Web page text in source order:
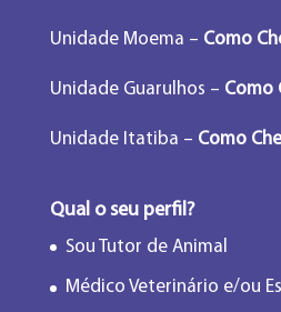
Unidade Moema – Como
Unidade Guarulhos – Como
Unidade Itatiba – Como
Qual o seu perfil?
Sou Tutor de Animal
Médico Veterinário e/ou